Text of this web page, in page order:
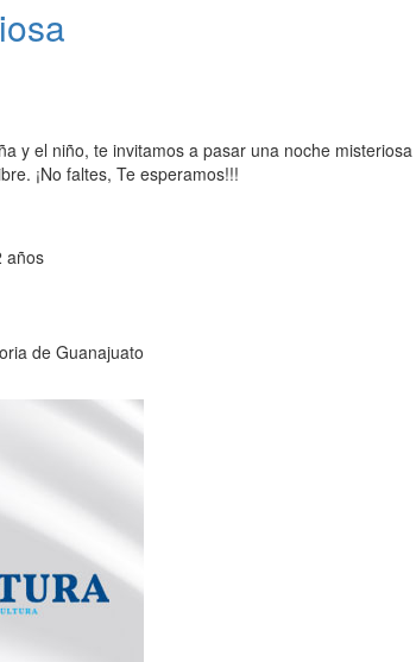
y el niño, te invitamos a pasar una noche
¡No faltes, Te esperamos!!!
años
de Guanajuato